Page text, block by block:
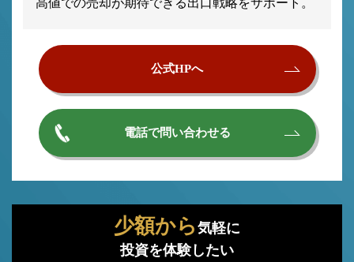
高値での売却が期待できる出口戦略をサポート。
公式HPへ
電話で問い合わせる
少額から 気軽に
投資を体験したい